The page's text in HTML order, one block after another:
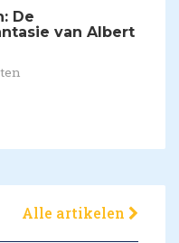
De
van Albert
Alle artikelen